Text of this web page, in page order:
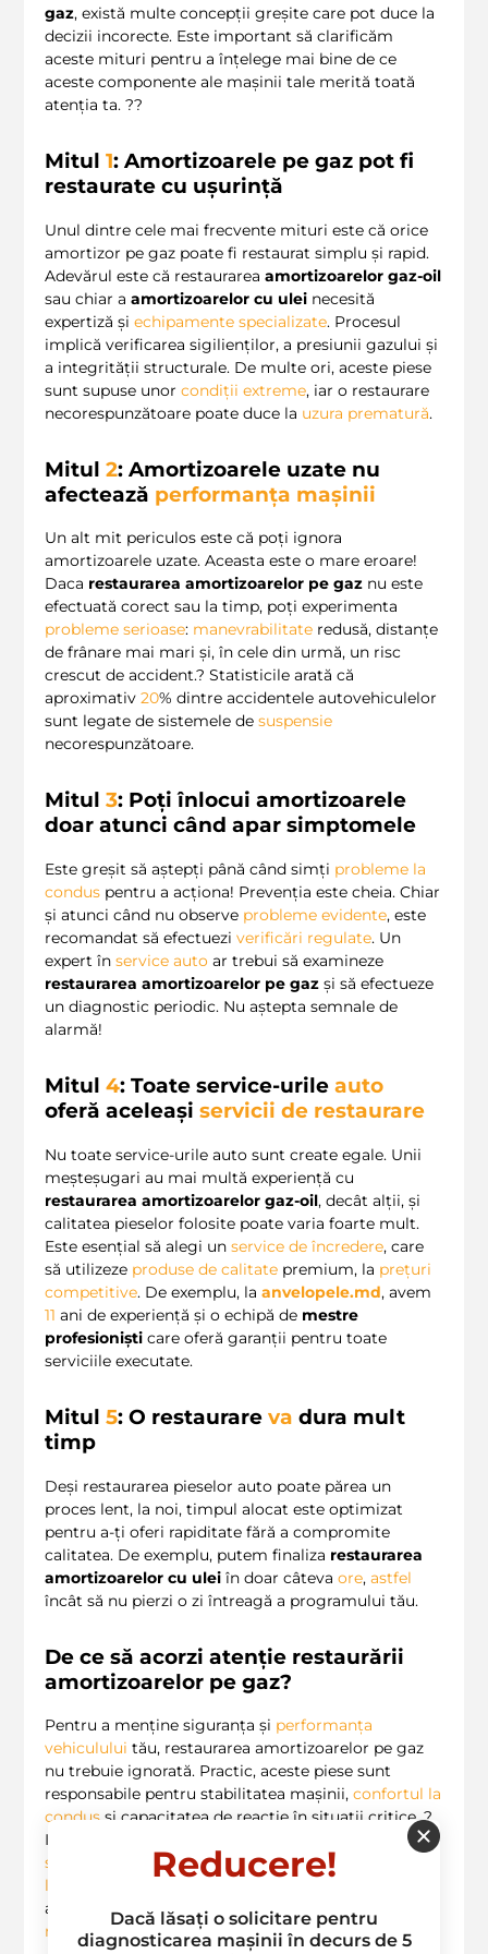
gaz, există multe concepții greșite care pot duce la
decizii incorecte. Este important să clarificăm
aceste mituri pentru a înțelege mai bine de ce
aceste componente ale mașinii tale merită toată
atenția ta. ??
Mitul 1: Amortizoarele pe gaz pot fi
restaurate cu ușurință
Unul dintre cele mai frecvente mituri este că orice
amortizor pe gaz poate fi restaurat simplu și rapid.
Adevărul este că restaurarea amortizoarelor gaz-oil
sau chiar a amortizoarelor cu ulei necesită
expertiză și echipamente specializate. Procesul
implică verificarea sigilienților, a presiunii gazului și
a integrității structurale. De multe ori, aceste piese
sunt supuse unor condiții extreme, iar o restaurare
necorespunzătoare poate duce la uzura prematură.
Mitul 2: Amortizoarele uzate nu
afectează performanța mașinii
Un alt mit periculos este că poți ignora
amortizoarele uzate. Aceasta este o mare eroare!
Daca restaurarea amortizoarelor pe gaz nu este
efectuată corect sau la timp, poți experimenta
probleme serioase: manevrabilitate redusă, distanțe
de frânare mai mari și, în cele din urmă, un risc
crescut de accident.? Statisticile arată că
aproximativ 20% dintre accidentele autovehiculelor
sunt legate de sistemele de suspensie
necorespunzătoare.
Mitul 3: Poți înlocui amortizoarele
doar atunci când apar simptomele
Este greșit să aștepți până când simți probleme la
condus pentru a acționa! Prevenția este cheia. Chiar
și atunci când nu observe probleme evidente, este
recomandat să efectuezi verificări regulate. Un
expert în service auto ar trebui să examineze
restaurarea amortizoarelor pe gaz și să efectueze
un diagnostic periodic. Nu aștepta semnale de
alarmă!
Mitul 4: Toate service-urile auto
oferă aceleași servicii de restaurare
Nu toate service-urile auto sunt create egale. Unii
meșteșugari au mai multă experiență cu
restaurarea amortizoarelor gaz-oil, decât alții, și
calitatea pieselor folosite poate varia foarte mult.
Este esențial să alegi un service de încredere, care
să utilizeze produse de calitate premium, la prețuri
competitive. De exemplu, la anvelopele.md, avem
11 ani de experiență și o echipă de mestre
profesioniști care oferă garanții pentru toate
serviciile executate.
Mitul 5: O restaurare va dura mult
timp
Deși restaurarea pieselor auto poate părea un
proces lent, la noi, timpul alocat este optimizat
pentru a-ți oferi rapiditate fără a compromite
calitatea. De exemplu, putem finaliza restaurarea
amortizoarelor cu ulei în doar câteva ore, astfel
încât să nu pierzi o zi întreagă a programului tău.
De ce să acorzi atenție restaurării
amortizoarelor pe gaz?
Pentru a menține siguranța și performanța
vehiculului tău, restaurarea amortizoarelor pe gaz
nu trebuie ignorată. Practic, aceste piese sunt
responsabile pentru stabilitatea mașinii, confortul la
condus și capacitatea de reacție în situații critice. ?️
Ignorarea lor poate duce nu doar la
suplimentare
, ci și lacosturi mai mari
lung
aceste servicii, dar investiția timpurie în întreținerea
mașinii taleîți va salva nu doar banii, ci și viața.
Reducere!
Dacă lăsați o solicitare pentru
diagnosticarea mașinii în decurs de 5